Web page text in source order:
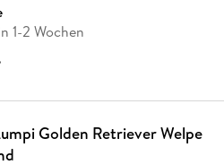
1-2 Wochen
Golden Retriever Welpe